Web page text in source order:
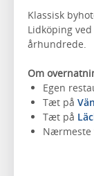
Klassisk
Lidköping
århundrede.
Om
Egen
Tæt på
Tæt på
Nærmeste